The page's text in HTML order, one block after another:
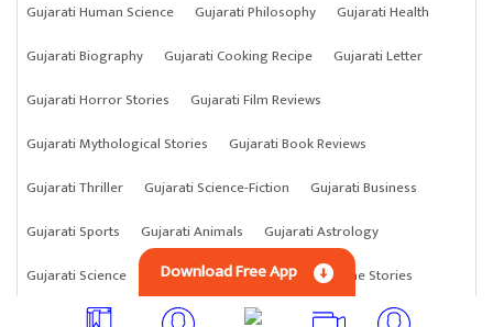
Gujarati Human Science
Gujarati Philosophy
Gujarati Health
Gujarati Biography
Gujarati Cooking Recipe
Gujarati Letter
Gujarati Horror Stories
Gujarati Film Reviews
Gujarati Mythological Stories
Gujarati Book Reviews
Gujarati Thriller
Gujarati Science-Fiction
Gujarati Business
Gujarati Sports
Gujarati Animals
Gujarati Astrology
Gujarati Science
Gujarati Anything Gujarati Crime Stories
Download Free App